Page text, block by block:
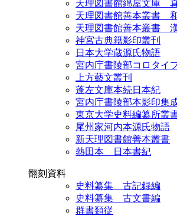
天理図書館綿屋文庫
天理図書館善本叢書
天理図書館善本叢書
神宮古典籍影印叢刊
日本大学蔵源氏物語
宮内庁書陵部コロタイ
上方藝文叢刊
蓬左文庫本続日本紀
宮内庁書陵部本影印集
東京大学史料編纂所叢
尾州家河内本源氏物語
新天理図書館善本叢書
熱田本 日本書紀
翻刻資料
史料纂集 古記録編
史料纂集 古文書編
群書類従